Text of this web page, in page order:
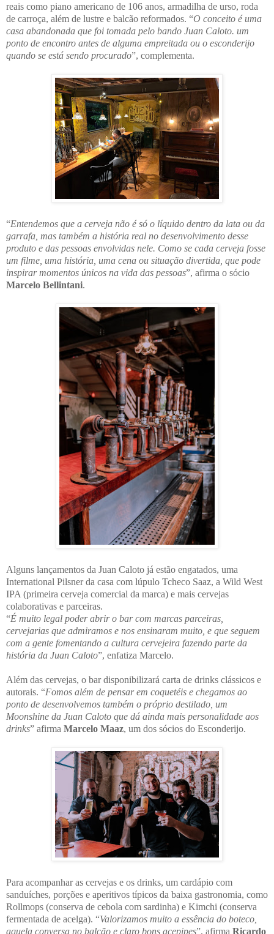
reais como piano americano de 106 anos, armadilha de urso, roda
de carroça, além de lustre e balcão reformados. “O conceito é uma
casa abandonada que foi tomada pelo bando Juan Caloto. um
ponto de encontro antes de alguma empreitada ou o esconderijo
quando se está sendo procurado”, complementa.
“Entendemos que a cerveja não é só o líquido dentro da lata ou da
garrafa, mas também a história real no desenvolvimento desse
produto e das pessoas envolvidas nele. Como se cada cerveja fosse
um filme, uma história, uma cena ou situação divertida, que pode
inspirar momentos únicos na vida das pessoas”, afirma o sócio
Marcelo Bellintani.
Alguns lançamentos da Juan Caloto já estão engatados, uma
International Pilsner da casa com lúpulo Tcheco Saaz, a Wild West
IPA (primeira cerveja comercial da marca) e mais cervejas
colaborativas e parceiras.
“É muito legal poder abrir o bar com marcas parceiras,
cervejarias que admiramos e nos ensinaram muito, e que seguem
com a gente fomentando a cultura cervejeira fazendo parte da
história da Juan Caloto”, enfatiza Marcelo.
Além das cervejas, o bar disponibilizará carta de drinks clássicos e
autorais. “Fomos além de pensar em coquetéis e chegamos ao
ponto de desenvolvemos também o próprio destilado, um
Moonshine da Juan Caloto que dá ainda mais personalidade aos
drinks” afirma Marcelo Maaz, um dos sócios do Esconderijo.
Para acompanhar as cervejas e os drinks, um cardápio com
sanduíches, porções e aperitivos típicos da baixa gastronomia, como
Rollmops (conserva de cebola com sardinha) e Kimchi (conserva
fermentada de acelga). “Valorizamos muito a essência do boteco,
aquela conversa no balcão e claro bons acepipes”, afirma Ricardo